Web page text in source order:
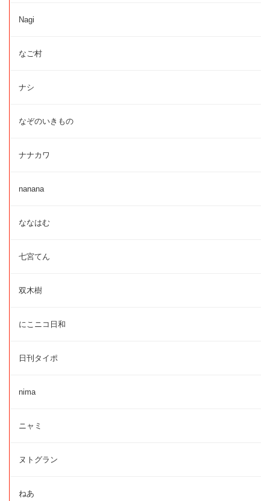
Nagi
なご村
ナシ
なぞのいきもの
ナナカワ
nanana
ななはむ
七宮てん
双木樹
にこニコ日和
日刊タイポ
nima
ニャミ
ヌトグラン
ねあ